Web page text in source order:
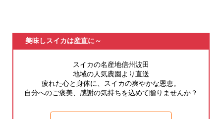
美味しスイカは産直に～
スイカの名産地信州波田
地域の人気農園より直送
疲れた心と身体に、スイカの爽やかな恩恵。
自分へのご褒美、感謝の気持ちを込めて贈りませんか？